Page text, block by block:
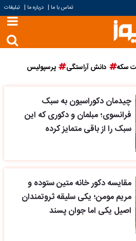
تماس با ما | درباره ما | تبلیغات
سکه دانش آراستگی پرسپولیس
چیدمان دکوراسیون به سبک
فرانسوی؛ مبلمان و دکوری که این
سبک را از باقی متمایز کرده
مقایسه دکور خانه متین ستوده و
مریم مومن؛ یکی سلیقه ثروتمندان
اصیل یکی اما جوان پسند